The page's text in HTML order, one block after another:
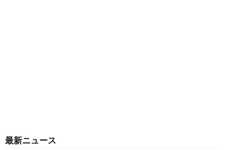
最新ニュース